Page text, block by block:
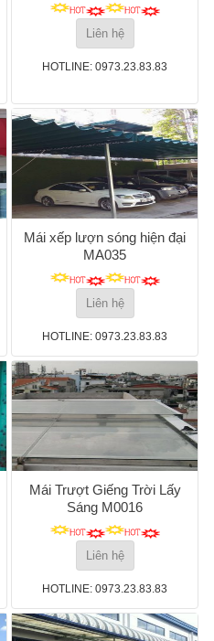
Liên hệ
HOTLINE: 0973.23.83.83
Mái xếp lượn sóng hiện đại
MA035
Liên hệ
HOTLINE: 0973.23.83.83
Mái Trượt Giếng Trời Lấy
Sáng M0016
Liên hệ
HOTLINE: 0973.23.83.83